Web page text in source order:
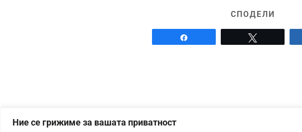
Ние се грижиме за вашата приватност
СПОДЕЛИ